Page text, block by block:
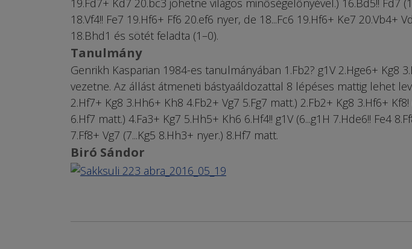
19.Fd7+ Kd7 20.bc3 jöhetne világos minőségelőnyével.) 16.Bd5!! Fd7
18.Vf4!! Fe7 19.Hf6+ Ff6 20.ef6 nyer, de 18...Fc6 19.Hf6+ Ke7 20.Vb4+
18.Bhd1 és sötét feladta (1–0).
Tanulmány
Genrikh Kasparian 1984-es tanulmányában 1.Fb2? g1V 2.Hge6+ Kg8
vezetne. Az állást átmeneti bástyaáldozattal 8 lépéses mattig lehet
2.Hf7+ Kg8 3.Hh6+ Kh8 4.Fb2+ Vg7 5.Fg7 matt.) 2.Fb2+ Kg8 3.Hf6+ Kf8!
6.Hf7 matt.) 4.Fa3+ Kg7 5.Hh5+ Kh6 6.Hf4!! g1V (6...g1H 7.Hde6!! Fe4
7.Ff8+ Vg7 (7...Kg5 8.Hh3+ nyer.) 8.Hf7 matt.
Biró Sándor